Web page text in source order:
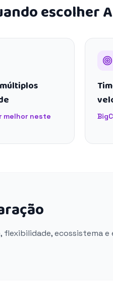
escolher
melhor neste
flexibilidade, ecossistema